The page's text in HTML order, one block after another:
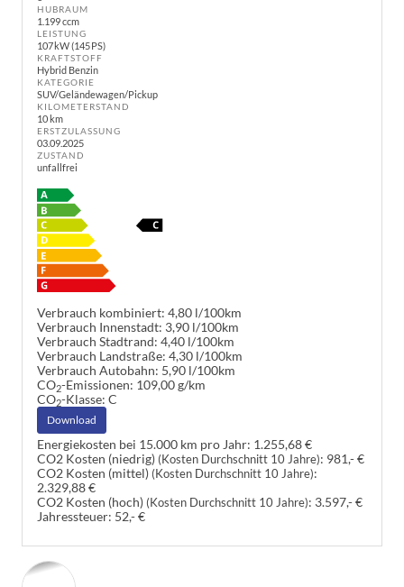
HUBRAUM
1.199 ccm
LEISTUNG
107 kW (145 PS)
KRAFTSTOFF
Hybrid Benzin
KATEGORIE
SUV/Geländewagen/Pickup
KILOMETERSTAND
10 km
ERSTZULASSUNG
03.09.2025
ZUSTAND
unfallfrei
Verbrauch kombiniert: 4,80 l/100km
Verbrauch Innenstadt: 3,90 l/100km
Verbrauch Stadtrand: 4,40 l/100km
Verbrauch Landstraße: 4,30 l/100km
Verbrauch Autobahn: 5,90 l/100km
CO2-Emissionen: 109,00 g/km
CO2-Klasse: C
Download
Energiekosten bei 15.000 km pro Jahr: 1.255,68 €
CO2 Kosten (niedrig) (Kosten Durchschnitt 10 Jahre): 981,- €
CO2 Kosten (mittel) (Kosten Durchschnitt 10 Jahre):
2.329,88 €
CO2 Kosten (hoch) (Kosten Durchschnitt 10 Jahre): 3.597,- €
Jahressteuer: 52,- €